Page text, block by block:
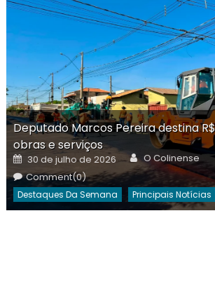
Deputado Marcos Pereira destina
obras e serviços
Posted
on
30 de julho de 2026 Author
O Colinense
Comment(0)
Destaques Da Semana Principais Notícias